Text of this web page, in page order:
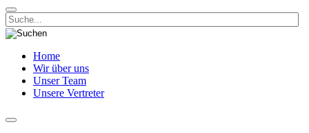
Home
Wir über uns
Unser Team
Unsere Vertreter